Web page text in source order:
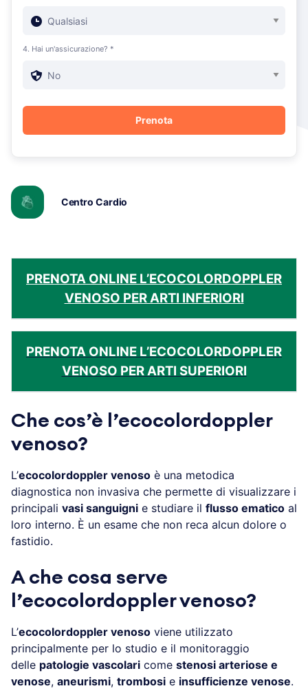
4. Hai un'assicurazione? *
PRENOTA ONLINE L’ECOCOLORDOPPLER
VENOSO PER ARTI INFERIORI
PRENOTA ONLINE L’ECOCOLORDOPPLER
VENOSO PER ARTI SUPERIORI
Che cos’è l’ecocolordoppler
venoso?
L’ecocolordoppler venoso è una metodica
diagnostica non invasiva che permette di visualizzare i
principali vasi sanguigni e studiare il flusso ematico al
loro interno. È un esame che non reca alcun dolore o
fastidio.
A che cosa serve
l’ecocolordoppler venoso?
L’ecocolordoppler venoso viene utilizzato
principalmente per lo studio e il monitoraggio
delle patologie vascolari come stenosi arteriose e
venose, aneurismi, trombosi e insufficienze venose.
Centro Cardio